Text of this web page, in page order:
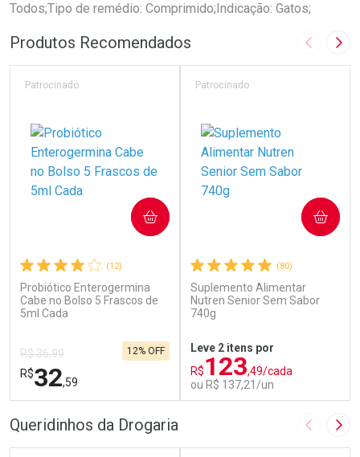
Todos;Tipo de remédio: Comprimido;Indicação: Gatos;
Produtos Recomendados Imagem
(12)
Probiótico Enterogermina
Cabe no Bolso 5 Frascos de
5ml Cada
Patrocinado
R$ 36,99
R$32,59
12% OFF
COMPRAR
(80)
Suplemento Alimentar
Nutren Senior Sem Sabor
740g
Patrocinado
Leve 2 itens por
R$123,49/cada
ou R$ 137,21/un
COMPRAR
Queridinhos da Drogaria Imagem